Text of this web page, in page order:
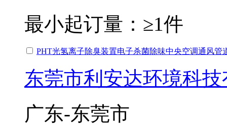
最小起订量： ≥1件
PHT光氢离子除臭装置电子杀菌除味中央空调通风管
东莞市利安达环境科
广东-东莞市